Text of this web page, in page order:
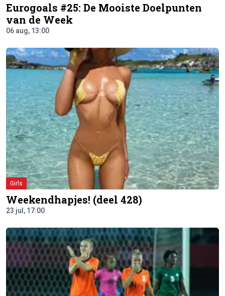
Eurogoals #25: De Mooiste Doelpunten
van de Week
06 aug, 13:00
Girls
Weekendhapjes! (deel 428)
23 jul, 17:00